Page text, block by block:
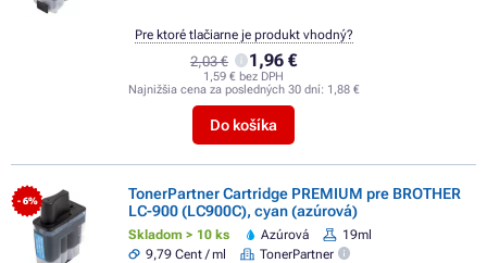
2,03 € 1,96 €
1,59 € bez DPH
Najnižšia cena za posledných 30 dní: 1,88 €
Do košíka
Pre ktoré tlačiarne je produkt vhodný?
- 6%
TonerPartner Cartridge PREMIUM pre BROTHER
LC-900 (LC900C), cyan (azúrová)
Skladom > 10 ks Azúrová
19ml
9,79 Cent / ml
TonerPartner